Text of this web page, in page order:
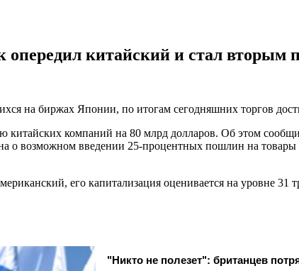
китайский и стал вторым
на биржах Японии, по итогам сегодняшних торгов
китайских компаний на 80 млрд долларов. Об этом
о возможном введении 25-процентных пошлин на
его капитализация оценивается на уровне 31
"Никто не полезет": британцев